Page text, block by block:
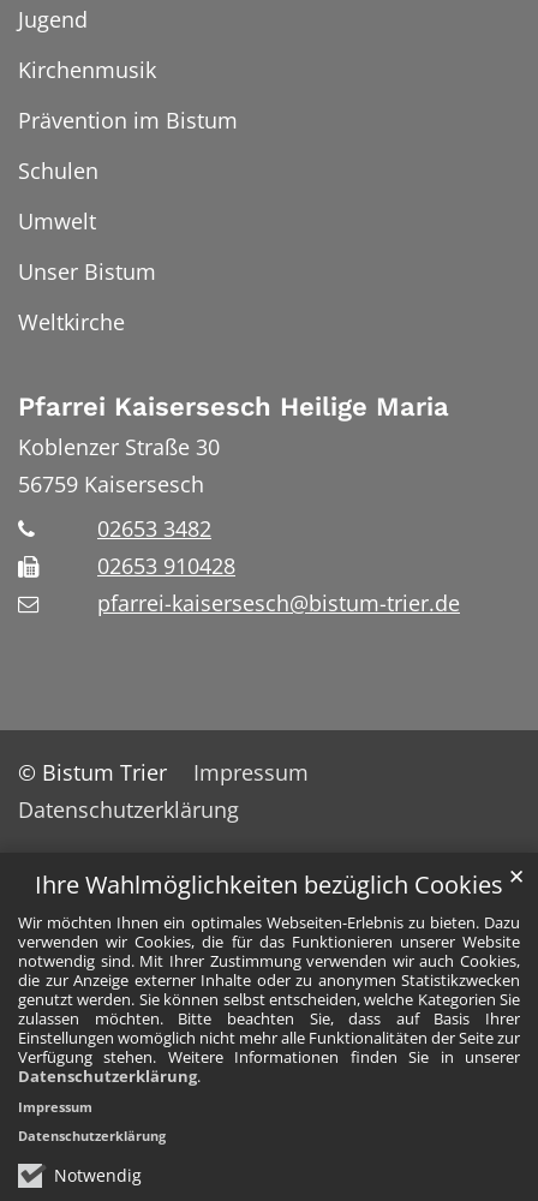
Ihre Wahlmöglichkeiten bezüglich Cookies
Wir möchten Ihnen ein optimales Webseiten-Erlebnis zu bieten. Dazu
verwenden wir Cookies, die für das Funktionieren unserer Website
notwendig sind. Mit Ihrer Zustimmung verwenden wir auch Cookies,
die zur Anzeige externer Inhalte oder zu anonymen Statistikzwecken
genutzt werden. Sie können selbst entscheiden, welche Kategorien Sie
zulassen möchten. Bitte beachten Sie, dass auf Basis Ihrer
Einstellungen womöglich nicht mehr alle Funktionalitäten der Seite zur
Verfügung stehen. Weitere Informationen finden Sie in unserer
Datenschutzerklärung.
Notwendig
✕
Impressum
Datenschutzerklärung
Jugend
Kirchenmusik
Prävention im Bistum
Schulen
Umwelt
Unser Bistum
Weltkirche
Pfarrei Kaisersesch Heilige Maria
Koblenzer Straße 30
56759 Kaisersesch
02653 3482
02653 910428
pfarrei-kaisersesch@bistum-trier.de
© Bistum Trier
Impressum
Datenschutzerklärung